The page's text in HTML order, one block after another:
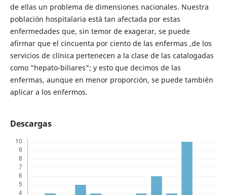
de ellas un problema de dimensiones nacionales. Nuestra
población hospitalaria está tan afectada por estas
enfermedades que, sin temor de exagerar, se puede
afirmar que el cincuenta por ciento de las enfermas ,de los
servicios de clínica pertenecen a la clase de las catalogadas
como "hepato-biliares"; y esto que decimos de las
enfermas, aunque en menor proporción, se puede también
aplicar a los enfermos.
Descargas